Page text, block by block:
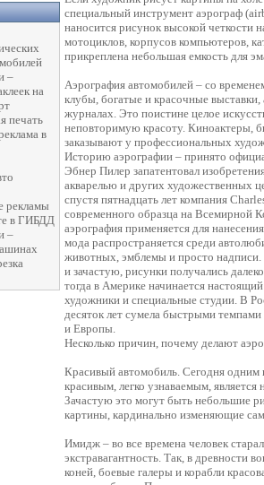
–
на
печать
в
рекламы
в ГИБДД
–
специальный инструмент аэрограф
наносится рисунок высокой четкости
мотоциклов, корпусов компьютеров,
прикреплена небольшая емкость для
Аэрография автомобилей – со
клубы, богатые и красочные
журналах. Это поистине целое
неповторимую красоту. Киноактеры,
заказывают у профессиональных
Историю аэрографии – принято
Эбнер Пилер запатентовал
акварелью и других художественных
спустя пятнадцать лет компания
современного образца на Всемирной
аэрография применяется для
мода распространяется среди
животных, эмблемы и просто
и зачастую, рисунки получались
тогда в Америке начинается
художники и специальные студии. В
десяток лет сумела быстрыми
и Европы.
Несколько причин, почему делают
Красивый автомобиль. Сегодня одним
красивым, легко узнаваемым,
Зачастую это могут быть небольшие
картины, кардинально изменяющие
Имидж – во все времена человек
экстравагантность. Так, в древности
коней, боевые галеры и корабли